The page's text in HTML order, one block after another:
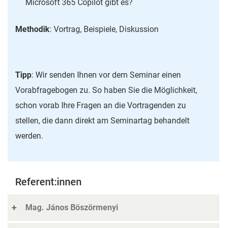
Microsoft 365 Copilot gibt es?
Methodik: Vortrag, Beispiele, Diskussion
Tipp: Wir senden Ihnen vor dem Seminar einen
Vorabfragebogen zu. So haben Sie die Möglichkeit,
schon vorab Ihre Fragen an die Vortragenden zu
stellen, die dann direkt am Seminartag behandelt
werden.
Referent:innen
Mag. János Böszörmenyi